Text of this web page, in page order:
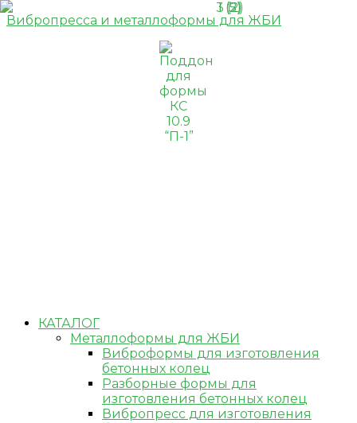
Вибропресса и металлоформы для ЖБИ
КАТАЛОГ
Металлоформы для ЖБИ
Виброформы для изготовления
бетонных колец
Разборные формы для
изготовления бетонных колец
Вибропресс для изготовления